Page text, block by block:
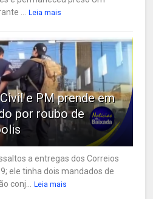
...
Leia mais
e PM prende em
por roubo de
a entregas dos Correios
ele tinha dois mandados de
conj...
Leia mais